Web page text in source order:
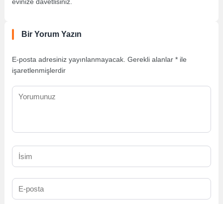
evinize davetlisiniz.
Bir Yorum Yazın
E-posta adresiniz yayınlanmayacak. Gerekli alanlar* ile
işaretlenmişlerdir